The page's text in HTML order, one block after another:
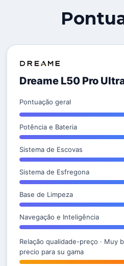
Dreame L50 Pro
Pontuação geral
Potência e Bateria
Sistema de Escovas
Sistema de Esfregona
Base de Limpeza
Navegação e Inteligência
Relação qualidade-preço · Muy
precio para su gama